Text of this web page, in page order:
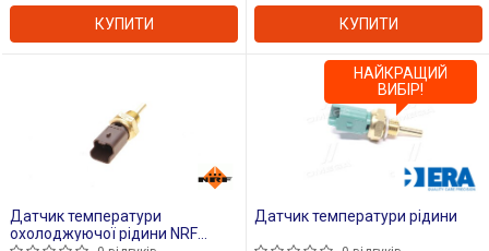
КУПИТИ КУПИТИ
Датчик температури
охолоджуючої рідини NRF
Датчик температури рідини
НАЙКРАЩИЙ
ВИБІР!